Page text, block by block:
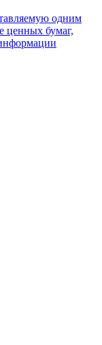
одним
ценных бумаг,